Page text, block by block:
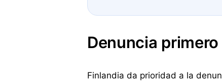
Denuncia
Finlandia da prioridad a la